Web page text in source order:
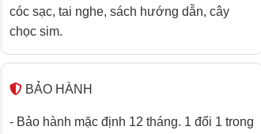
cóc sạc, tai nghe, sách hướng dẫn, cây
chọc sim.
BẢO HÀNH
- Bảo hành mặc định 12 tháng. 1 đổi 1 trong